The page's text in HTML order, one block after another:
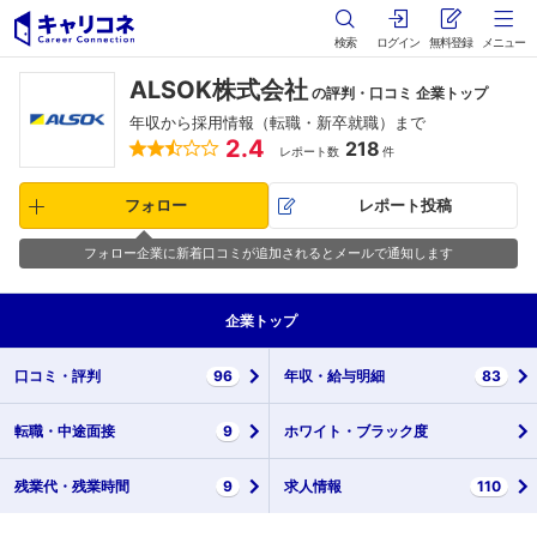
検索 ログイン 無料登録 メニュー
ALSOK株式会社 の評判・口コミ 企業トップ
年収から採用情報（転職・新卒就職）まで
2.4 レポート数 218 件
フォロー レポート投稿
フォロー企業に新着口コミが追加されるとメールで通知します
企業 トップ
口コミ・ 評判 96 年収・ 給与明細 83
転職・ 中途面接 9 ホワイト・ ブラック度
残業代・ 残業時間 9 求人情報 110